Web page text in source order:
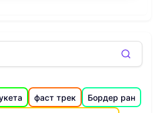
фаст трек
Бордер ран